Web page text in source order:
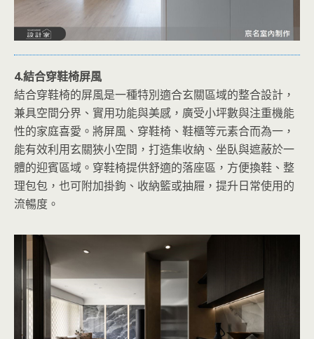
4.結合穿鞋椅屏風
結合穿鞋椅的屏風是一種特別適合玄關區域的整合設計，
兼具空間分界、實用功能與美感，廣受小坪數與注重機能
性的家庭喜愛。將屏風、穿鞋椅、鞋櫃等元素合而為一，
能有效利用玄關狹小空間，打造集收納、坐臥與遮蔽於一
體的迎賓區域。穿鞋椅提供舒適的落座區，方便換鞋、整
理包包，也可附加掛鉤、收納籃或抽屜，提升日常使用的
流暢度。